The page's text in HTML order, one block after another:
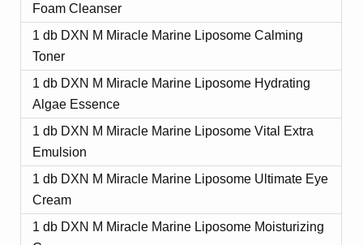
Foam Cleanser
1 db DXN M Miracle Marine Liposome Calming
Toner
1 db DXN M Miracle Marine Liposome Hydrating
Algae Essence
1 db DXN M Miracle Marine Liposome Vital Extra
Emulsion
1 db DXN M Miracle Marine Liposome Ultimate Eye
Cream
1 db DXN M Miracle Marine Liposome Moisturizing